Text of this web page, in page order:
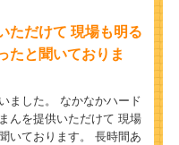
ただけて 現場も明る
たと聞いておりま
ました。 なかなかハード
んを提供いただけて 現場
いております。 長時間あ